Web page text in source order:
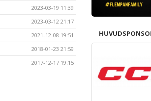
2023-03-19 11:39
2023-03-12 21:17
2021-12-08 19:51
2018-01-23 21:59
2017-12-17 19:15